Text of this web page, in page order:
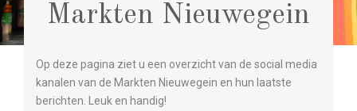
Markten Nieuwegein
Op deze pagina ziet u een overzicht van de social media
kanalen van de Markten Nieuwegein en hun laatste
berichten. Leuk en handig!